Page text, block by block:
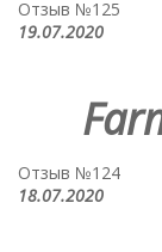
Отзыв №125
19.07.2020
Отзыв №124
18.07.2020